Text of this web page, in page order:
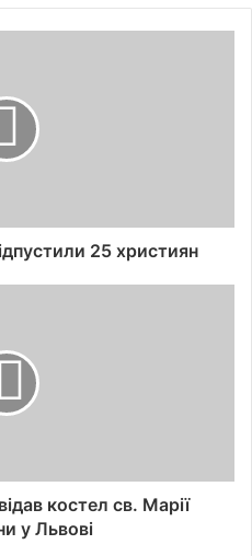
25 християн
костел св. Марії
у Львові